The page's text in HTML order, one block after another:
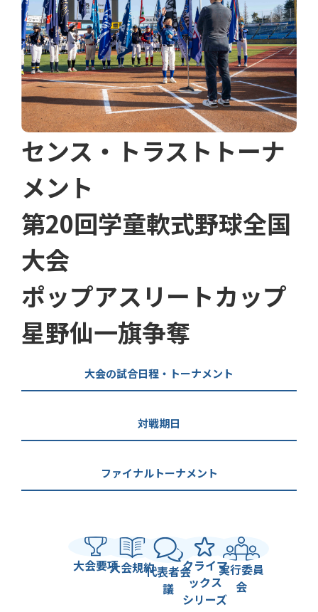
センス・トラストトーナ
メント
第20回学童軟式野球全国
大会
ポップアスリートカップ
星野仙一旗争奪
大会の試合日程・トーナメント
対戦期日
ファイナルトーナメント
大会要項大会規約代表者会
議
クライマ
ックス
シリーズ
実行委員
会